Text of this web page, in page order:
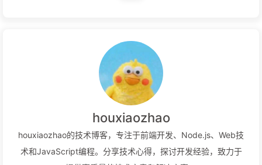
houxiaozhao
houxiaozhao的技术博客，专注于前端开发、Node.js、Web技
术和JavaScript编程。分享技术心得，探讨开发经验，致力于